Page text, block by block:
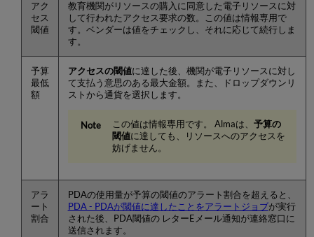
アク
セス
閾値
教育機関がリソースの購入に同意した電子リソースに対
して行われたアクセス要求の数。この値は情報専用で
す。ベンダーは値をチェックし、それに応じて続行しま
す。
予算
最低
額
アクセスの閾値に達した後、機関が電子リソースに対し
て支払う意思のある最大金額。また、ドロップダウンリ
ストから通貨を選択します。
この値は情報専用です。 Almaは、 予算の
閾値に達しても、リソースへのアクセスを
妨げません。
アラ
ート
割合
PDAの使用量が予算の閾値のアラート割合を超えると、
PDA - PDAが閾値に達したことをアラートジョブが実行
された後、PDA閾値の レターEメール通知が連絡窓口に
送信されます。